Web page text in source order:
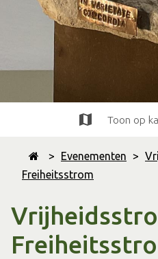
> Evenementen >
Freiheitsstrom
Toon op